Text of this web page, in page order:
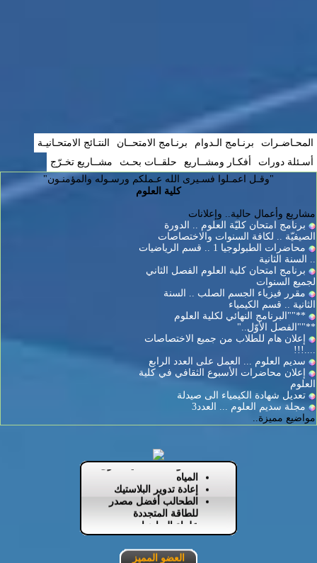
المحـاضـرات برنـامج الـدوام برنـامج الامتحــان
النتـائج الامتحـانيـة
أسـئلة دورات
أفكـار ومشــاريع حلقــات بحـث
مشــاريع تخـرّج
"وقـل اعمـلوا فسـيرى الله عـملكم ورسـوله والمؤمنـون"
كلية العلوم
مشاريع وأعمال حالية.. وإعلانات
برنامج امتحان كليّة العلوم .. الدورة
الصيفيّة .. لكافة السنوات والاختصاصات
محاضرات الطبولوجيا 1 .. قسم الرياضيات
.. السنة الثانية
برنامج امتحان كلية العلوم الفصل الثاني
لجميع السنوات
مقرر فيزياء الجسم الصلب .. السنة
الثانية .. قسم الكيمياء
**""البرنامج النهائي لكلية العلوم
**""الفصل الأوّل.."
إعلان هام للطلاب من جميع الاختصاصات
....!!!
سديم العلوم ... العمل على العدد الرابع
إعلان محاضرات الأسبوع الثقافي في كلية
العلوم
تعديل شهادة الكيمياء الى صيدلة
مجلة سديم العلوم ... العدد3
مواضيع مميزة..
العوالم المتعددة
اكتشاف هام: أحقاً ينبض
منظومات شمسية أخرى
المياه
إعادة تدوير البلاستيك
الطحالب أفضل مصدر
للطاقة المتجددة
علماء الرياضيات
محاضرات برمجة